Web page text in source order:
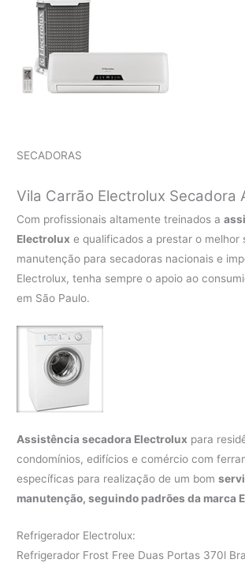
SECADORAS
Vila Carrão Electrolux Secadora
Com profissionais altamente treinados a
Electrolux e qualificados a prestar o melhor
manutenção para secadoras nacionais e
Electrolux, tenha sempre o apoio ao
em São Paulo.
Assistência secadora Electrolux para
condomínios, edifícios e comércio com
específicas para realização de um bom
manutenção, seguindo padrões da marca
Refrigerador Electrolux:
Refrigerador Frost Free Duas Portas 370l